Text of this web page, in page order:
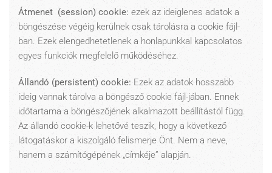
Átmenet (session) cookie: ezek az ideiglenes adatok a
böngészése végéig kerülnek csak tárolásra a cookie fájl-
ban. Ezek elengedhetetlenek a honlapunkkal kapcsolatos
egyes funkciók megfelelő működéséhez.
Állandó (persistent) cookie: Ezek az adatok hosszabb
ideig vannak tárolva a böngésző cookie fájl-jában. Ennek
időtartama a böngészőjének alkalmazott beállítástól függ.
Az állandó cookie-k lehetővé teszik, hogy a következő
látogatáskor a kiszolgáló felismerje Önt. Nem a neve,
hanem a számítógépének „címkéje” alapján.